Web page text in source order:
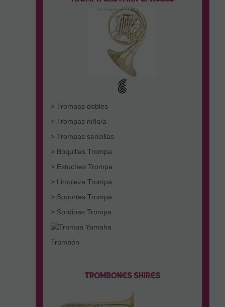
> Trompas dobles
> Trompas niño/a
> Trompas sencillas
> Boquillas Trompa
> Estuches Trompa
> Limpieza Trompa
> Soportes Trompa
> Sordinas Trompa
Trombón